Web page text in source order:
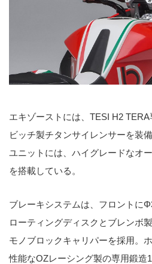
エキゾーストには、TESI H2
ビッチ製チタンサイレンサーを装
ユニットには、ハイグレードなオ
を搭載している。
ブレーキシステムは、フロントに
ローティングディスクとブレンボ
モノブロックキャリパーを採用。
性能なOZレーシング製の専用鍛造